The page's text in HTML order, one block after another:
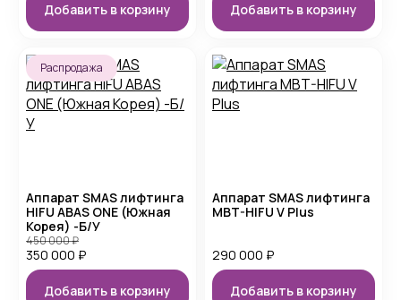
Добавить в корзину Добавить в корзину
Распродажа
Аппарат SMAS лифтинга
HIFU ABAS ONE (Южная
Корея) -Б/У
350 000 ₽
450 000₽
Добавить в корзину
Аппарат SMAS лифтинга
MBT-HIFU V Plus
290 000 ₽
Добавить в корзину